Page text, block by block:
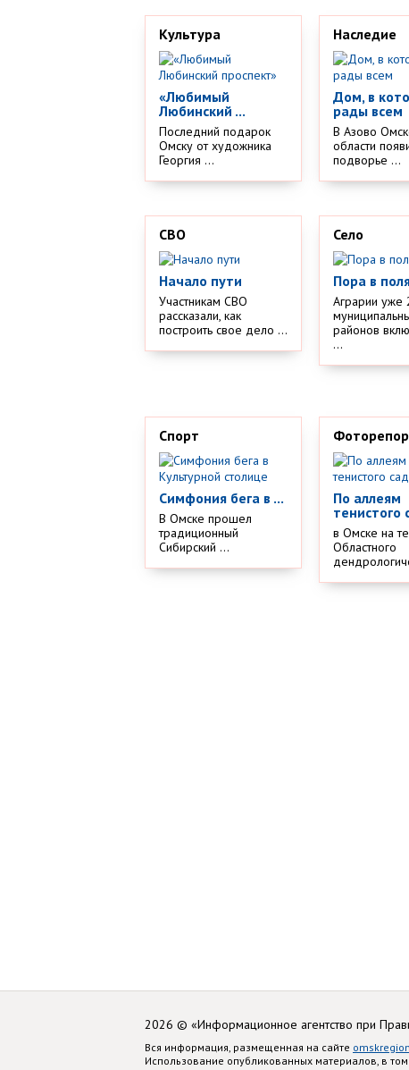
Культура
«Любимый
Любинский ...
Последний подарок
Омску от художника
Георгия ...
Наследие
Дом, в
рады всем
В Азово
области
подворье ...
СВО
Начало пути
Участникам СВО
рассказали, как
построить свое дело ...
Село
Пора в
Аграрии уже
районов
...
Спорт
Симфония бега в ...
В Омске прошел
традиционный
Сибирский ...
По аллеям
тенистого
в Омске на
Областного
2026 © «Информационное агентство при
Вся информация, размещенная на сайте
Использование опубликованных материалов, в